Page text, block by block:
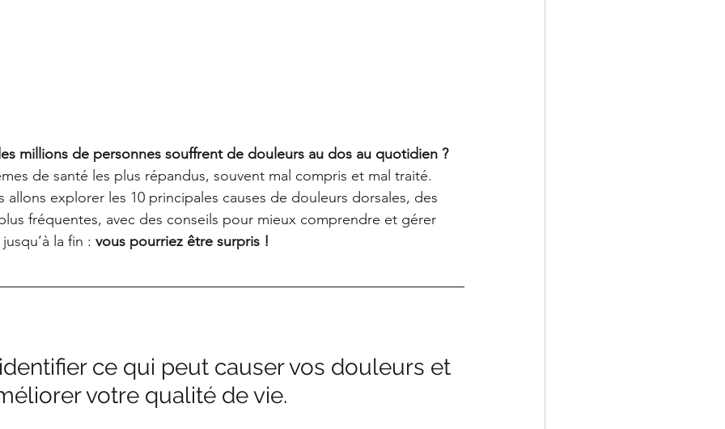
millions de personnes souffrent de douleurs au dos au quotidien ?
de santé les plus répandus, souvent mal compris et mal traité.
allons explorer les 10 principales causes de douleurs dorsales, des
fréquentes, avec des conseils pour mieux comprendre et gérer
la fin : vous pourriez être surpris !
ce qui peut causer vos douleurs et
votre qualité de vie.